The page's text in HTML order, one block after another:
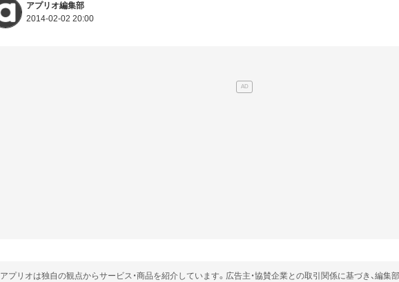
アプリオ編集部
2014-02-02 20:00
アプリオは独自の観点からサービス・商品を紹介しています。広告主・協賛企業との取引関係に基づき、編集